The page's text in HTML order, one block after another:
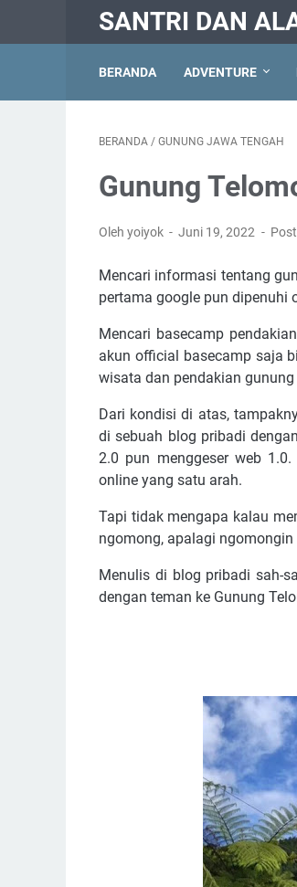
SANTRI DAN
BERANDA ADVENTURE
BERANDA / GUNUNG JAWA TENGAH
Gunung
Oleh yoiyok Juni 19, 2022
Mencari informasi tentang
pertama google pun dipenuhi
Mencari basecamp
akun official basecamp saja
wisata dan pendakian
Dari kondisi di atas,
di sebuah blog pribadi
2.0 pun menggeser web
online yang satu arah.
Tapi tidak mengapa kalau
ngomong, apalagi ngomongin
Menulis di blog pribadi sah-
dengan teman ke Gunung